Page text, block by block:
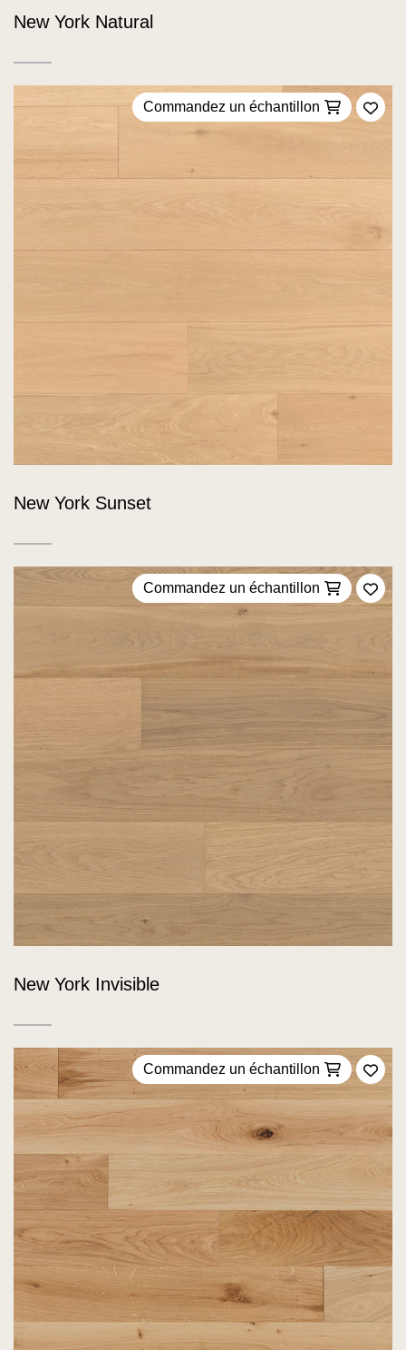
New York Natural
Commandez un échantillon
New York Sunset
Commandez un échantillon
New York Invisible
Commandez un échantillon